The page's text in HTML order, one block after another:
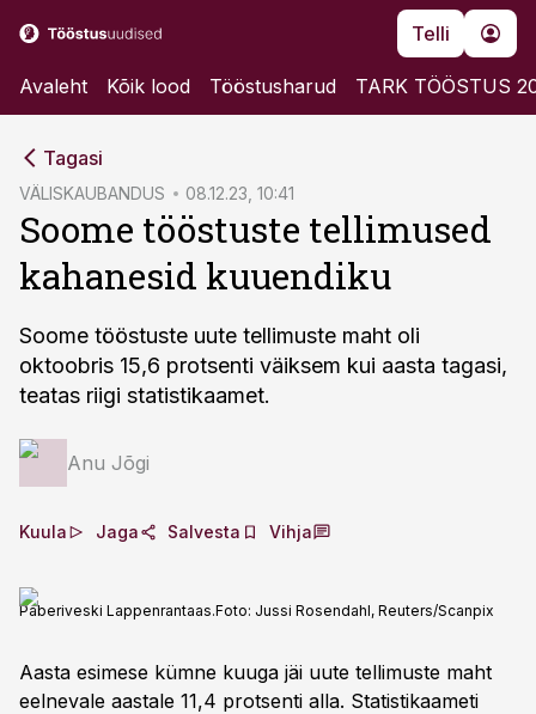
Telli
Avaleht Kõik lood Tööstusharud TARK TÖÖSTUS
Tagasi
VÄLISKAUBANDUS 08.12.23, 10:41
Soome tööstuste tellimused
kahanesid kuuendiku
Soome tööstuste uute tellimuste maht oli
oktoobris 15,6 protsenti väiksem kui aasta tagasi,
teatas riigi statistikaamet.
Anu Jõgi
Kuula Jaga Salvesta Vihja
Paberiveski Lappenrantaas.Foto: Jussi Rosendahl, Reuters/Scanpix
Aasta esimese kümne kuuga jäi uute tellimuste maht
eelnevale aastale 11,4 protsenti alla. Statistikaameti